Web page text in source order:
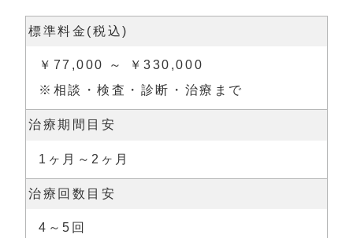
標準料金(税込)
￥77,000 ～ ￥330,000
※相談・検査・診断・治療まで
治療期間目安
1ヶ月～2ヶ月
治療回数目安
4～5回